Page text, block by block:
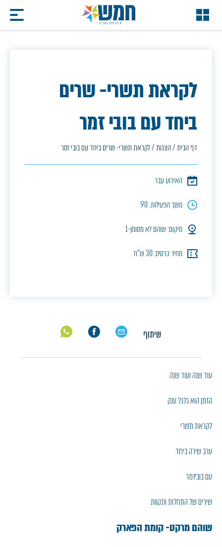
לקראת תשרי- שרים
ביחד עם בובי זמר
דף הבית/הצגות/לקראת תשרי- שרים ביחד עם בובי זמר
האירוע עבר
משך הפעילות: 90
מיקום: שוהם לא מסומן-1
מחיר כרטיס: 30 ש"ח
שיתוף
עוד שנה ועוד שנה
הזמן הוא גלגל ענק
לקראת תשרי
ערב שירה ביחד
עם בוביזמר
שירים של התחלות ותקוות
שוהם מרקט- קומת הפארק